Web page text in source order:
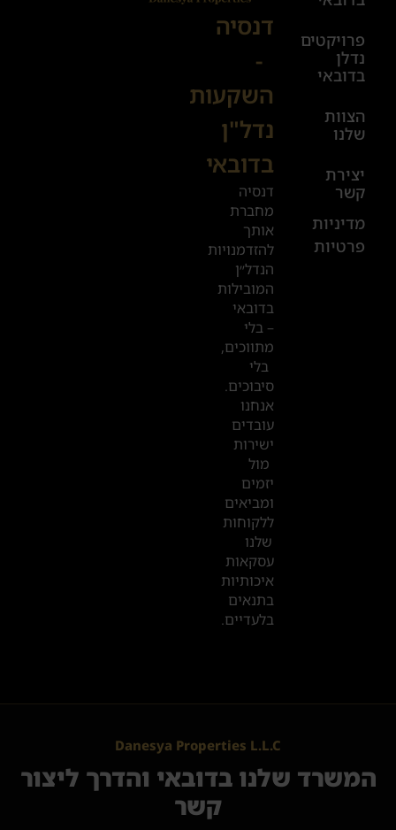
פרויקטים
נדלן
בדובאי
הצוות
שלנו
יצירת
קשר
מדיניות
פרטיות
08:00-
00:00
יום ו׳
08:00-
17:00
+972
52
601
2019
המשרדים
שלנו
בדובאי
דנסיה
-
השקעות
נדל"ן
בדובאי
דנסיה
מחברת
אותך
להזדמנויות
הנדל״ן
המובילות
בדובאי
– בלי
מתווכים,
בלי
סיבוכים.
אנחנו
עובדים
ישירות
מול
יזמים
ומביאים
ללקוחות
שלנו
עסקאות
איכותיות
בתנאים
בלעדיים.
Danesya Properties L.L.C
המשרד שלנו בדובאי והדרך ליצור
קשר